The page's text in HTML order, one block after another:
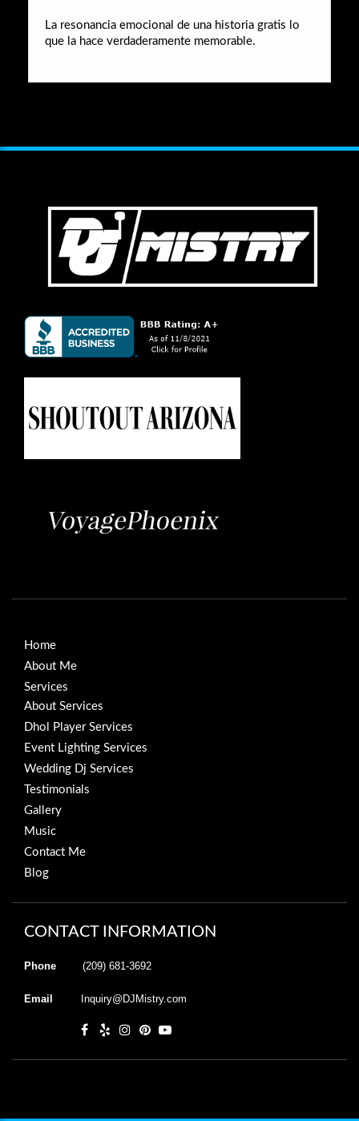
La resonancia emocional de una historia gratis lo
que la hace verdaderamente memorable.
Home
About Me
Services
About Services
Dhol Player Services
Event Lighting Services
Wedding Dj Services
Testimonials
Gallery
Music
Contact Me
Blog
CONTACT INFORMATION
Phone (209) 681-3692
Email Inquiry@DJMistry.com